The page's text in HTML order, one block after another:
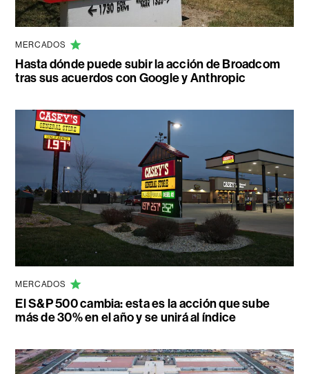
MERCADOS
Hasta dónde puede subir la acción de Broadcom
tras sus acuerdos con Google y Anthropic
MERCADOS
El S&P 500 cambia: esta es la acción que sube
más de 30% en el año y se unirá al índice